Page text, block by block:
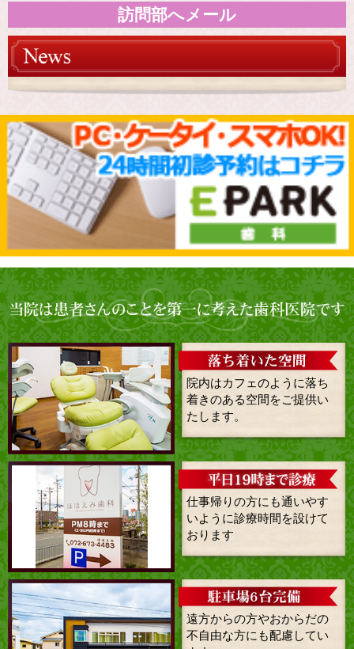
訪問部へメール
院内はカフェのように落ち
着きのある空間をご提供い
たします。
仕事帰りの方にも通いやす
いように診療時間を設けて
おります
遠方からの方やおからだの
不自由な方にも配慮してい